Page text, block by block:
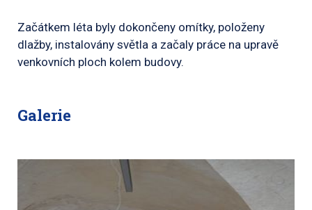
Začátkem léta byly dokončeny omítky, položeny
dlažby, instalovány světla a začaly práce na upravě
venkovních ploch kolem budovy.
Galerie